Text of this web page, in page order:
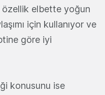
özellik elbette yoğun
için kullanıyor ve
göre iyi
konusunu ise